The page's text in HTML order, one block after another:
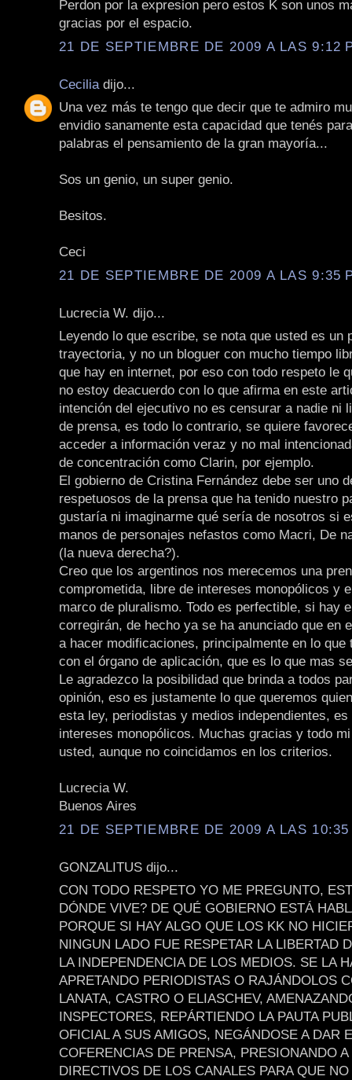
Perdon por la expresion pero estos K son unos
gracias por el espacio.
21 DE SEPTIEMBRE DE 2009 A LAS 9:12
Cecilia dijo...
Una vez más te tengo que decir que te admiro
envidio sanamente esta capacidad que tenés
palabras el pensamiento de la gran mayoría...
Sos un genio, un super genio.
Besitos.
Ceci
21 DE SEPTIEMBRE DE 2009 A LAS 9:35
Lucrecia W. dijo...
Leyendo lo que escribe, se nota que usted es un
trayectoria, y no un bloguer con mucho tiempo
que hay en internet, por eso con todo respeto le
no estoy deacuerdo con lo que afirma en este
intención del ejecutivo no es censurar a nadie ni
de prensa, es todo lo contrario, se quiere
acceder a información veraz y no mal
de concentración como Clarin, por ejemplo.
El gobierno de Cristina Fernández debe ser uno
respetuosos de la prensa que ha tenido nuestro
gustaría ni imaginarme qué sería de nosotros si
manos de personajes nefastos como Macri, De
(la nueva derecha?).
Creo que los argentinos nos merecemos una
comprometida, libre de intereses monopólicos y
marco de pluralismo. Todo es perfectible, si hay
corregirán, de hecho ya se ha anunciado que en
a hacer modificaciones, principalmente en lo que
con el órgano de aplicación, que es lo que mas
Le agradezco la posibilidad que brinda a todos
opinión, eso es justamente lo que queremos
esta ley, periodistas y medios independientes,
intereses monopólicos. Muchas gracias y todo
usted, aunque no coincidamos en los criterios.
Lucrecia W.
Buenos Aires
21 DE SEPTIEMBRE DE 2009 A LAS 10:35
GONZALITUS dijo...
CON TODO RESPETO YO ME PREGUNTO,
DÓNDE VIVE? DE QUÉ GOBIERNO ESTÁ
PORQUE SI HAY ALGO QUE LOS KK NO
NINGUN LADO FUE RESPETAR LA LIBERTAD
LA INDEPENDENCIA DE LOS MEDIOS. SE LA
APRETANDO PERIODISTAS O RAJÁNDOLOS
LANATA, CASTRO O ELIASCHEV,
INSPECTORES, REPÁRTIENDO LA PAUTA
OFICIAL A SUS AMIGOS, NEGÁNDOSE A DAR
COFERENCIAS DE PRENSA, PRESIONANDO A
DIRECTIVOS DE LOS CANALES PARA QUE